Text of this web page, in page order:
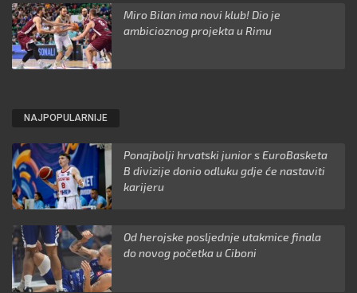
Miro Bilan ima novi klub! Dio je
ambicioznog projekta u Rimu
NAJPOPULARNIJE
Ponajbolji hrvatski junior s EuroBasketa
B divizije donio odluku gdje će nastaviti
karijeru
Od herojske posljednje utakmice finala
do novog početka u Ciboni